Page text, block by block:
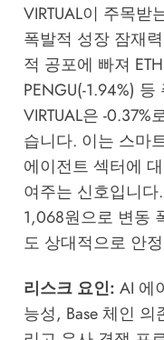
VIRTUAL이 주목
폭발적 성장 잠재
적 공포에 빠져
PENGU(-1.94%)
VIRTUAL은 -
습니다. 이는 스마
에이전트 섹터에
여주는 신호입니
1,068원으로 변동
도 상대적으로 안
리스크 요인: AI 에
능성, Base 체인